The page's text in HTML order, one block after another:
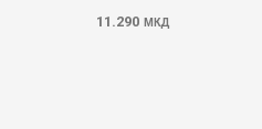
11.290 МКД